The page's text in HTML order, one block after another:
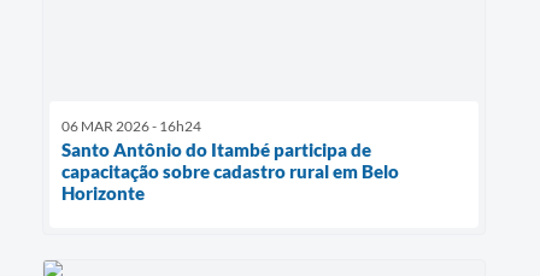
06 MAR 2026 - 16h24
Santo Antônio do Itambé participa de
capacitação sobre cadastro rural em Belo
Horizonte